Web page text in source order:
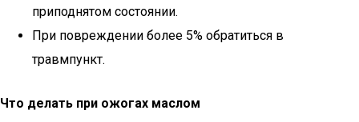
приподнятом состоянии.
При повреждении более 5% обратиться в
травмпункт.
Что делать при ожогах маслом